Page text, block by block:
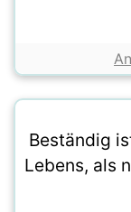
Beständig
Lebens, als